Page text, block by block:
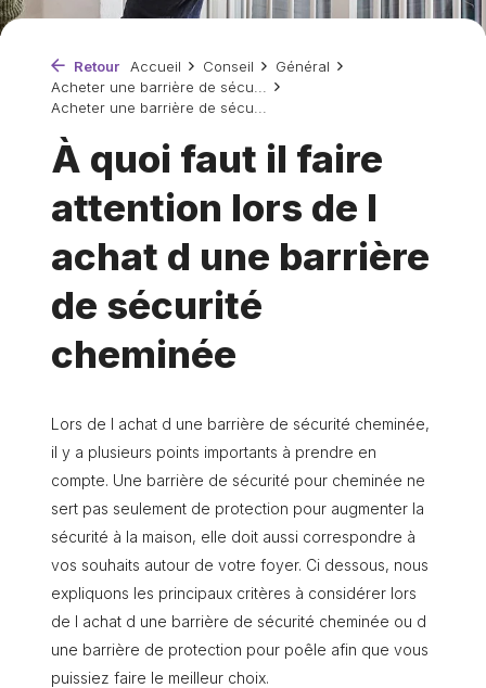
Retour Accueil Conseil
Général
Acheter une barrière de sécu...
Acheter une barrière de sécu...
À quoi faut il faire
attention lors de l
achat d une barrière
de sécurité
cheminée
Lors de l achat d une barrière de sécurité cheminée,
il y a plusieurs points importants à prendre en
compte. Une barrière de sécurité pour cheminée ne
sert pas seulement de protection pour augmenter la
sécurité à la maison, elle doit aussi correspondre à
vos souhaits autour de votre foyer. Ci dessous, nous
expliquons les principaux critères à considérer lors
de l achat d une barrière de sécurité cheminée ou d
une barrière de protection pour poêle afin que vous
puissiez faire le meilleur choix.